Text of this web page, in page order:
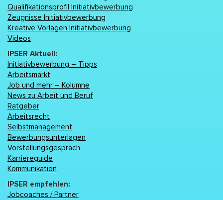
Qualifikationsprofil Initiativbewerbung
Zeugnisse Initiativbewerbung
Kreative Vorlagen Initiativbewerbung
Videos
IPSER Aktuell:
Initiativbewerbung – Tipps
Arbeitsmarkt
Job und mehr – Kolumne
News zu Arbeit und Beruf
Ratgeber
Arbeitsrecht
Selbstmanagement
Bewerbungsunterlagen
Vorstellungsgespräch
Karriereguide
Kommunikation
IPSER empfehlen:
Jobcoaches / Partner